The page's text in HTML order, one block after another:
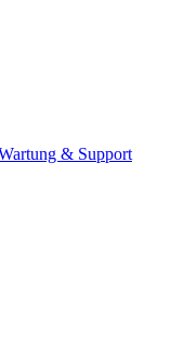
& Support